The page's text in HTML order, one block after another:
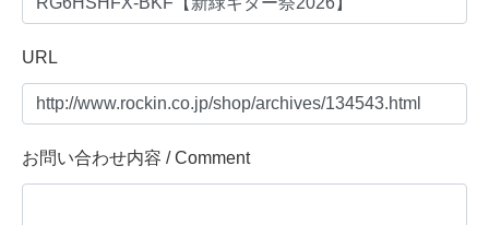
URL
お問い合わせ内容 / Comment